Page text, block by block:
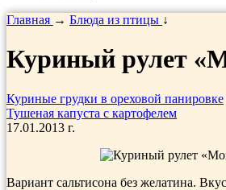
Главная → Блюда из птицы ↓
Куриный рулет
Куриные грудки в ореховой панировке
Тушеная капуста с картофелем
17.01.2013 г.
Вариант сальтисона без желатина.